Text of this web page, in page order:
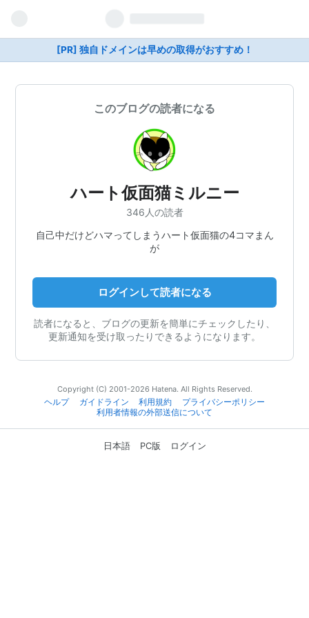
[PR] 独自ドメインは早めの取得がおすすめ！
このブログの読者になる
ハート仮面猫ミルニー
346人の読者
自己中だけどハマってしまうハート仮面猫の4コマまん
が
ログインして読者になる
読者になると、ブログの更新を簡単にチェックしたり、
更新通知を受け取ったりできるようになります。
Copyright (C) 2001-2026 Hatena. All Rights Reserved.
ヘルプ
ガイドライン 利用規約
プライバシーポリシー
利用者情報の外部送信について
日本語 PC版 ログイン